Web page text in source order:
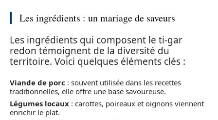
Les ingrédients : un mariage de saveurs
Les ingrédients qui composent le ti-gar
redon témoignent de la diversité du
territoire. Voici quelques éléments clés :
Viande de porc : souvent utilisée dans les recettes
traditionnelles, elle offre une base savoureuse.
Légumes locaux : carottes, poireaux et oignons viennent
enrichir le plat.